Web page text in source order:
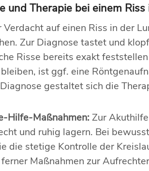
und Therapie bei einem
Verdacht auf einen Riss in der
Zur Diagnose tastet und
Risse bereits exakt
ist ggf. eine
gestaltet sich die
Hilfe-Maßnahmen: Zur
und ruhig lagern. Bei
die stetige Kontrolle der
Maßnahmen zur